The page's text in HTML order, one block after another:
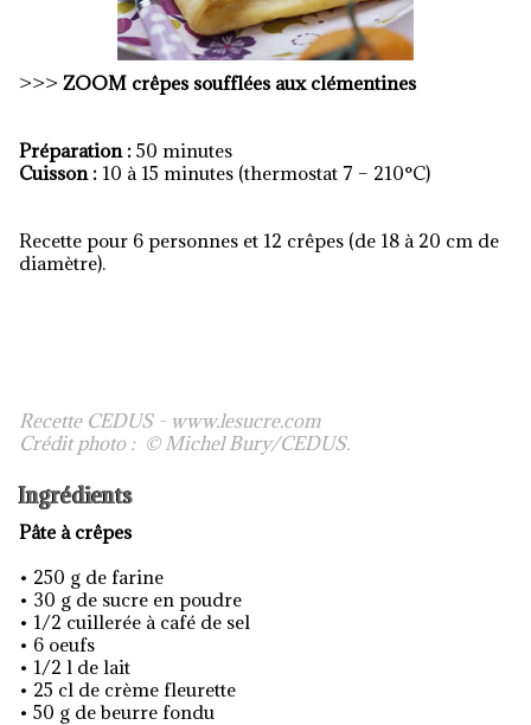
>>> ZOOM crêpes soufflées aux clémentines
Préparation : 50 minutes
Cuisson : 10 à 15 minutes (thermostat 7 – 210°C)
Recette pour 6 personnes et 12 crêpes (de 18 à 20 cm de
diamètre).
Recette CEDUS - www.lesucre.com
Crédit photo : © Michel Bury/CEDUS.
Ingrédients
Pâte à crêpes
• 250 g de farine
• 30 g de sucre en poudre
• 1/2 cuillerée à café de sel
• 6 oeufs
• 1/2 l de lait
• 25 cl de crème fleurette
• 50 g de beurre fondu